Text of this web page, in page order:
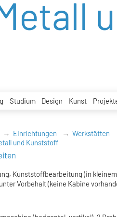
Studium Design Kunst
Einrichtungen
Werkstätten
und Kunststoff
Kunststoffbearbeitung (in
Vorbehalt (keine Kabine